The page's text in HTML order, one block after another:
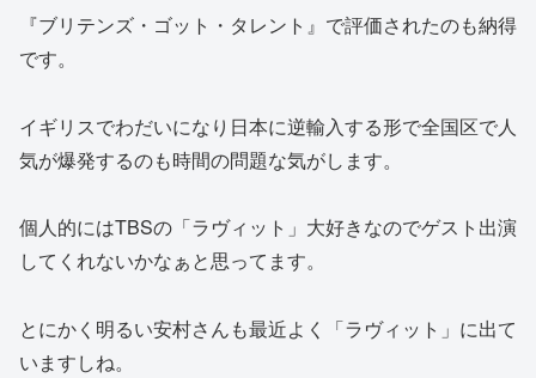
『ブリテンズ・ゴット・タレント』で評価されたのも納得
です。
イギリスでわだいになり日本に逆輸入する形で全国区で人
気が爆発するのも時間の問題な気がします。
個人的にはTBSの「ラヴィット」大好きなのでゲスト出演
してくれないかなぁと思ってます。
とにかく明るい安村さんも最近よく「ラヴィット」に出て
いますしね。